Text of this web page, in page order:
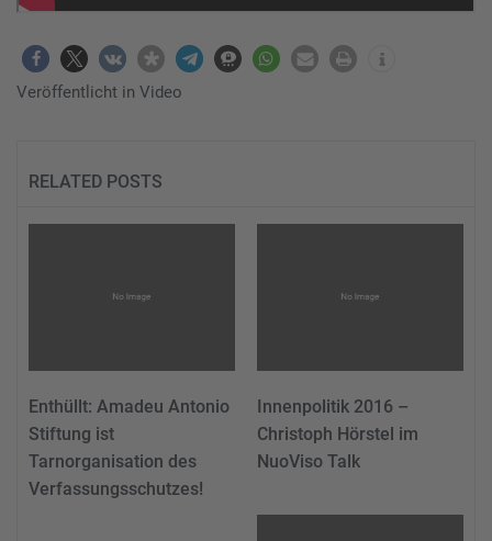
Veröffentlicht in Video
RELATED POSTS
Enthüllt: Amadeu Antonio
Stiftung ist
Tarnorganisation des
Verfassungsschutzes!
Innenpolitik 2016 –
Christoph Hörstel im
NuoViso Talk